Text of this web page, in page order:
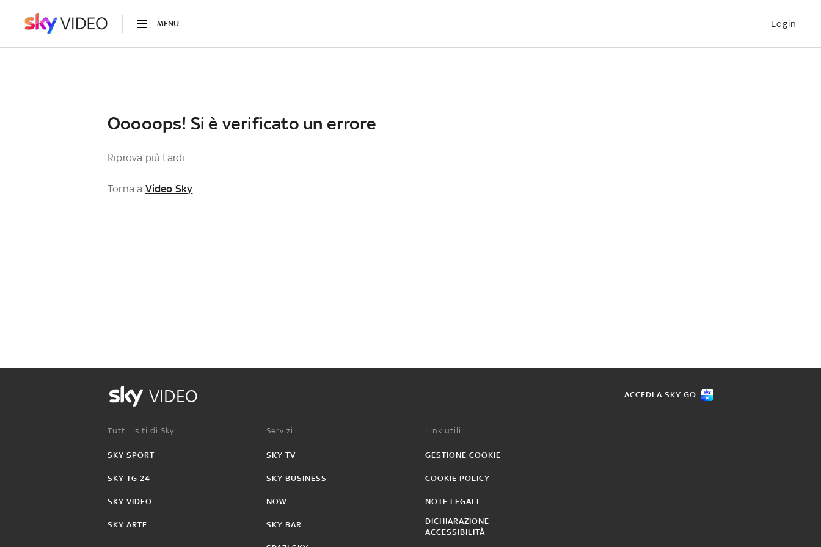
MENU Login
Ooooops! Si è verificato un errore
Riprova più tardi
Torna a Video Sky
VIDEO ACCEDI A SKY GO
Tutti i siti di Sky:
SKY SPORT
SKY TG 24
SKY VIDEO
SKY ARTE
Servizi:
SKY TV
SKY BUSINESS
NOW
SKY BAR
Link utili:
GESTIONE COOKIE
COOKIE POLICY
NOTE LEGALI
DICHIARAZIONE
ACCESSIBILITÀ